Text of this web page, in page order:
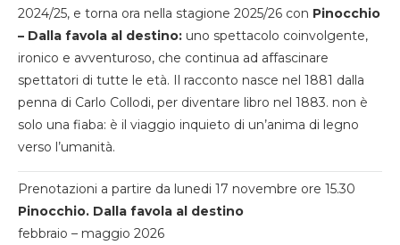
2024/25, e torna ora nella stagione 2025/26 con Pinocchio
– Dalla favola al destino: uno spettacolo coinvolgente,
ironico e avventuroso, che continua ad affascinare
spettatori di tutte le età. Il racconto nasce nel 1881 dalla
penna di Carlo Collodi, per diventare libro nel 1883. non è
solo una fiaba: è il viaggio inquieto di un’anima di legno
verso l’umanità.
Prenotazioni a partire da lunedi 17 novembre ore 15.30
Pinocchio. Dalla favola al destino
febbraio – maggio 2026